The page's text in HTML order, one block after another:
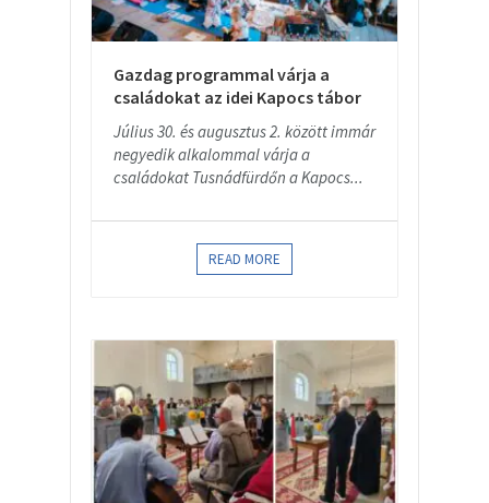
Gazdag programmal várja a
családokat az idei Kapocs tábor
Július 30. és augusztus 2. között immár
negyedik alkalommal várja a
családokat Tusnádfürdőn a Kapocs...
READ MORE